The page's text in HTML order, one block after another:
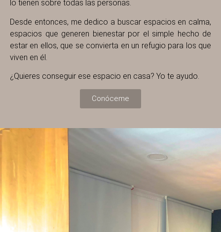
lo tienen sobre todas las personas.
Desde entonces, me dedico a buscar espacios en calma,
espacios que generen bienestar por el simple hecho de
estar en ellos, que se convierta en un refugio para los que
viven en él.
¿Quieres conseguir ese espacio en casa? Yo te ayudo.
Conóceme
mientras visitas
aumentas la
posibilidad de
ver contenido y
personalizados.